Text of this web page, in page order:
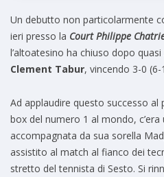
Un debutto non particolarmente
ieri presso la Court Philippe
l’altoatesino ha chiuso dopo
Clement Tabur, vincendo 3-0 (6-
Ad applaudire questo successo
box del numero 1 al mondo, c’era
accompagnata da sua sorella
assistito al match al fianco dei
stretto del tennista di Sesto. Si